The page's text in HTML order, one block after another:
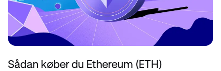
Sådan køber du Ethereum (ETH)